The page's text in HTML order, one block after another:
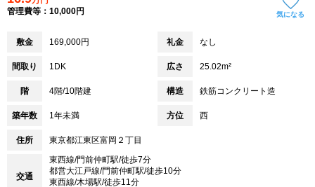
管理費等：10,000円
気になる
敷金 169,000円 礼金 なし
間取り 1DK 広さ 25.02m²
階 4階/10階建 構造 鉄筋コンクリート造
築年数 1年未満 方位 西
住所 東京都江東区富岡２丁目
交通
東西線/門前仲町駅/徒歩7分
都営大江戸線/門前仲町駅/徒歩10分
東西線/木場駅/徒歩11分